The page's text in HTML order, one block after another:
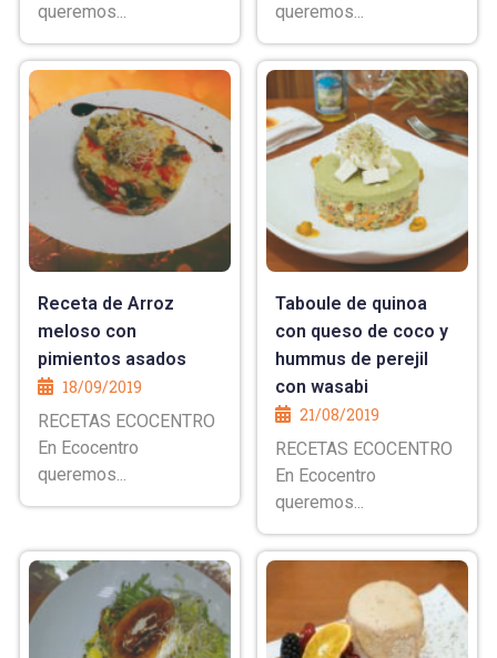
queremos...
queremos...
Receta de Arroz
meloso con
pimientos asados
18/09/2019
RECETAS ECOCENTRO
En Ecocentro
queremos...
Taboule de quinoa
con queso de coco y
hummus de perejil
con wasabi
21/08/2019
RECETAS ECOCENTRO
En Ecocentro
queremos...